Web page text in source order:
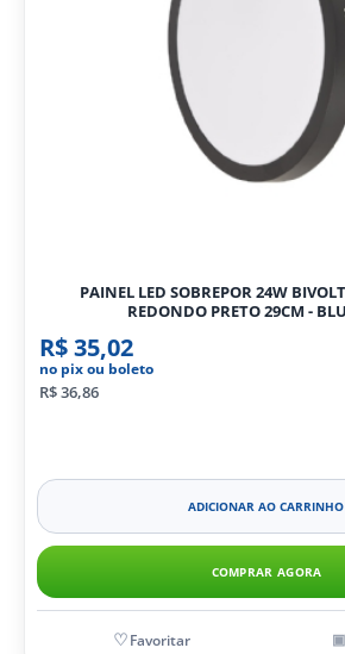
PAINEL LED SOBREPOR 24W
REDONDO PRETO 29CM -
R$ 35,02
no pix ou boleto
R$ 36,86
ADICIONAR AO CARRINHO
COMPRAR AGORA